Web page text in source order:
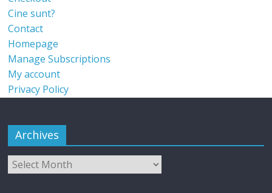
Cine sunt?
Contact
Homepage
Manage Subscriptions
My account
Privacy Policy
Archives